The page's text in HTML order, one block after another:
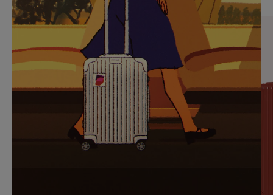
OM
TE
PAUZEREN
UITGESCHAKELD.
DRUK
HIER
OM
HET
DEMPEN
OP